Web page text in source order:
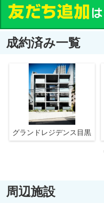
成約済み一覧
グランドレジデンス目黒
周辺施設